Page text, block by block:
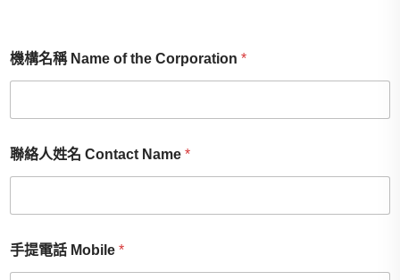
機構名稱 Name of the Corporation *
聯絡人姓名 Contact Name *
手提電話 Mobile *